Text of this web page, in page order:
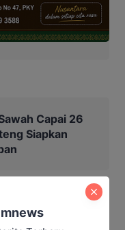
Capai 26
Siapkan